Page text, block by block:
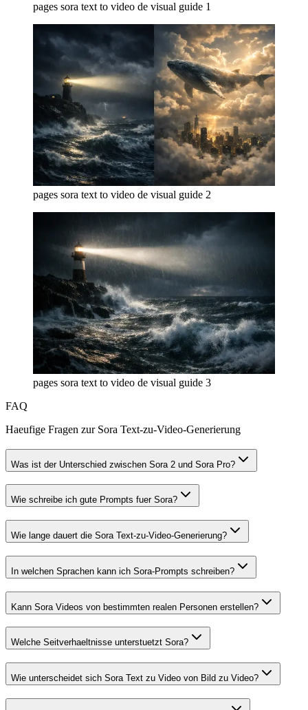
pages sora text to video de visual guide 1
pages sora text to video de visual guide 2
pages sora text to video de visual guide 3
FAQ
Haeufige Fragen zur Sora Text-zu-Video-Generierung
Was ist der Unterschied zwischen Sora 2 und Sora Pro?
Wie schreibe ich gute Prompts fuer Sora?
Wie lange dauert die Sora Text-zu-Video-Generierung?
In welchen Sprachen kann ich Sora-Prompts schreiben?
Kann Sora Videos von bestimmten realen Personen erstellen?
Welche Seitverhaeltnisse unterstuetzt Sora?
Wie unterscheidet sich Sora Text zu Video von Bild zu Video?